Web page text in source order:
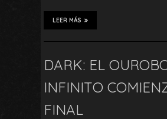
LEER MÁS
DARK: EL
INFINITO
FINAL